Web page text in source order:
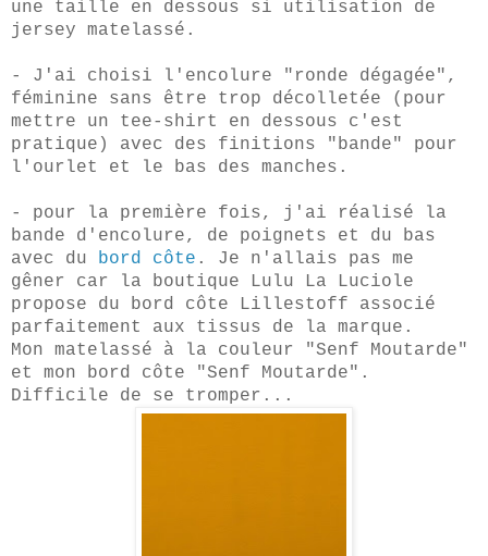
une taille en dessous si utilisation de
jersey matelassé.
- J'ai choisi l'encolure "ronde dégagée",
féminine sans être trop décolletée (pour
mettre un tee-shirt en dessous c'est
pratique) avec des finitions "bande" pour
l'ourlet et le bas des manches.
- pour la première fois, j'ai réalisé la
bande d'encolure, de poignets et du bas
avec du bord côte . Je n'allais pas me
gêner car la boutique Lulu La Luciole
propose du bord côte Lillestoff associé
parfaitement aux tissus de la marque.
Mon matelassé à la couleur "Senf Moutarde"
et mon bord côte "Senf Moutarde".
Difficile de se tromper...